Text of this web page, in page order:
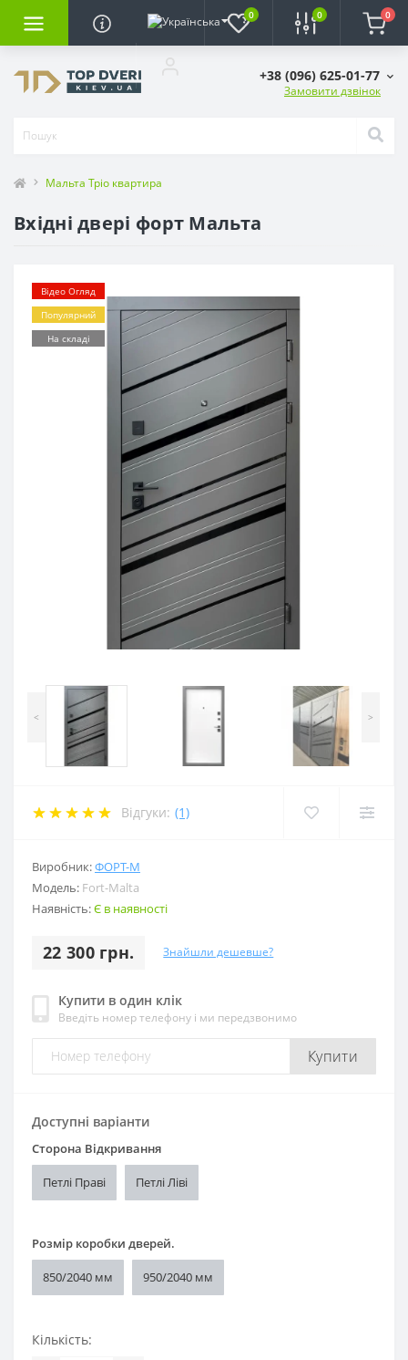
0 0 0
+38 (096) 625-01-77
Замовити дзвінок
Мальта Тріо квартира
Вхідні двері форт Мальта
Відео Огляд
Популярний
На складі
< >
Відгуки: (1)
Виробник:ФОРТ-М
Модель: Fort-Malta
Наявність:Є в наявності
22 300 грн. Знайшли дешевше?
Купити в один клік
Введіть номер телефону і ми передзвонимо
Купити
Доступні варіанти
Сторона Відкривання
Петлі Праві Петлі Ліві
Розмір коробки дверей.
850/2040 мм 950/2040 мм
Кількість: